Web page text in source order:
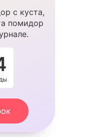
с куста,
помидор